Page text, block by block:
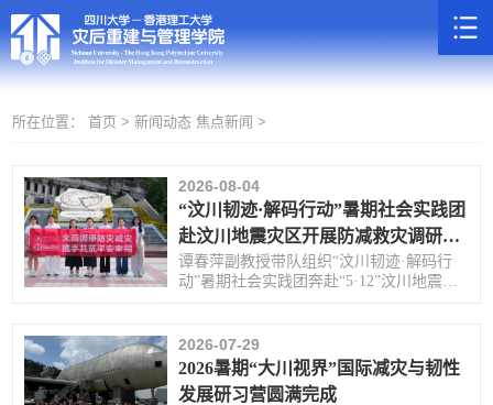
所在位置： 首页 >新闻动态焦点新闻 >
2026-08-04
“汶川韧迹·解码行动”暑期社会实践团
赴汶川地震灾区开展防减救灾调研与
科普活动
谭春萍副教授带队组织“汶川韧迹·解码行
动”暑期社会实践团奔赴“5·12”汶川地震灾
务活动。
2026-07-29
2026暑期“大川视界”国际减灾与韧性
发展研习营圆满完成